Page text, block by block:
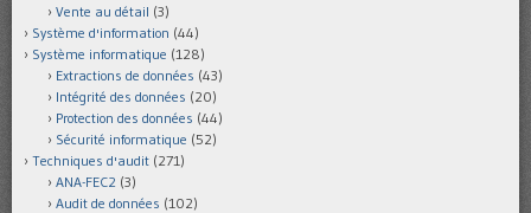
Vente au détail (3)
Système d'information (44)
Système informatique (128)
Extractions de données (43)
Intégrité des données (20)
Protection des données (44)
Sécurité informatique (52)
Techniques d'audit (271)
ANA-FEC2 (3)
Audit de données (102)